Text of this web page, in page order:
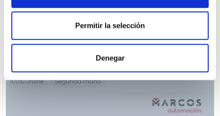
Permitir la selección
Denegar
Precio al contado: 28.200 €
Ver ficha
100% Online Segunda mano